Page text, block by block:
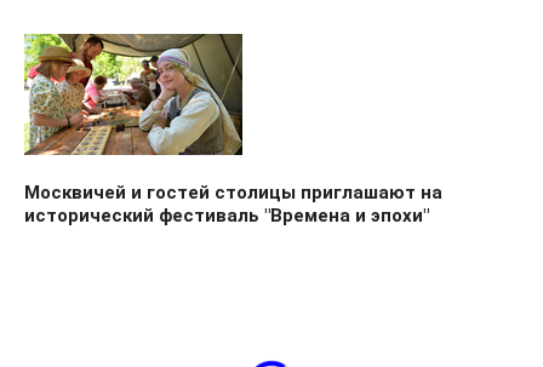
Москвичей и гостей столицы приглашают на
исторический фестиваль "Времена и эпохи"